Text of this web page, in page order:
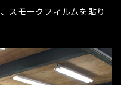
スモークフィルムを貼り